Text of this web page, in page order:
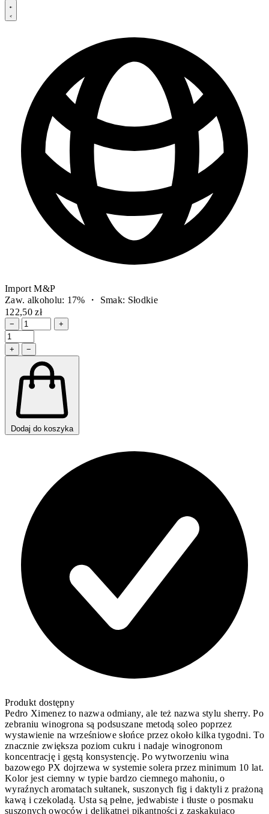
Import M&P
Zaw. alkoholu: 17% ・ Smak: Słodkie
122,50 zł
− +
+ −
Dodaj do koszyka
Produkt dostępny
Pedro Ximenez to nazwa odmiany, ale też nazwa stylu sherry. Po
zebraniu winogrona są podsuszane metodą soleo poprzez
wystawienie na wrześniowe słońce przez około kilka tygodni. To
znacznie zwiększa poziom cukru i nadaje winogronom
koncentrację i gęstą konsystencję. Po wytworzeniu wina
bazowego PX dojrzewa w systemie solera przez minimum 10 lat.
Kolor jest ciemny w typie bardzo ciemnego mahoniu, o
wyraźnych aromatach sułtanek, suszonych fig i daktyli z prażoną
kawą i czekoladą. Usta są pełne, jedwabiste i tłuste o posmaku
suszonych owoców i delikatnej pikantności z zaskakująco